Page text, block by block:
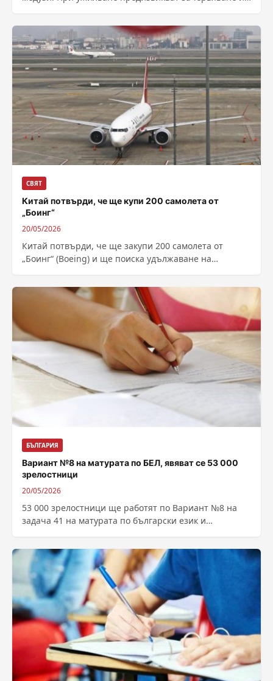
СВЯТ
Китай потвърди, че ще купи 200 самолета от
„Боинг“
20/05/2026
Китай потвърди, че ще закупи 200 самолета от
„Боинг“ (Boeing) и ще поиска удължаване на
БЪЛГАРИЯ
Вариант №8 на матурата по БЕЛ, явяват се 53 000
зрелостници
20/05/2026
53 000 зрелостници ще работят по Вариант №8 на
задача 41 на матурата по български език и